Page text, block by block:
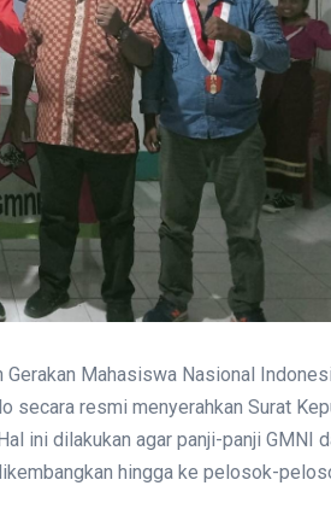
Mahasiswa Nasional
secara resmi menyerahkan Surat
ini dilakukan agar panji-panji GMNI
hingga ke pelosok-